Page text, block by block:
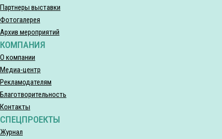
Партнеры выставки
Фотогалерея
Архив мероприятий
КОМПАНИЯ
О компании
Медиа-центр
Рекламодателям
Благотворительность
Контакты
СПЕЦПРОЕКТЫ
Журнал